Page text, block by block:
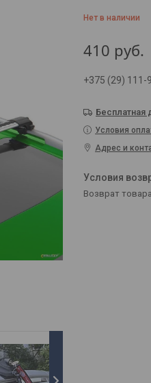
Нет в наличии
410 руб.
+375 (29) 111-
Бесплатная
Условия
Адрес и
возврат